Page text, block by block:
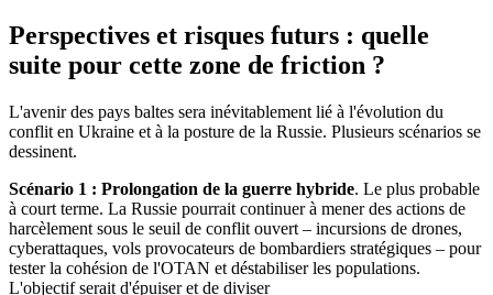
Perspectives et risques futurs : quelle
suite pour cette zone de friction ?
L'avenir des pays baltes sera inévitablement lié à l'évolution du
conflit en Ukraine et à la posture de la Russie. Plusieurs scénarios se
dessinent.
Scénario 1 : Prolongation de la guerre hybride. Le plus probable
à court terme. La Russie pourrait continuer à mener des actions de
harcèlement sous le seuil de conflit ouvert – incursions de drones,
cyberattaques, vols provocateurs de bombardiers stratégiques – pour
tester la cohésion de l'OTAN et déstabiliser les populations.
L'objectif serait d'épuiser et de diviser